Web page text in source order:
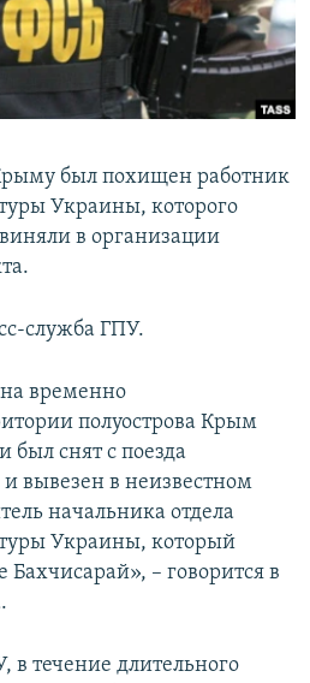
был похищен работник
Украины, которого
в организации
служба ГПУ.
на временно
полуострова Крым
снят с поезда
вывезен в неизвестном
начальника отдела
Украины, который
Бахчисарай», – говорится в
в течение длительного